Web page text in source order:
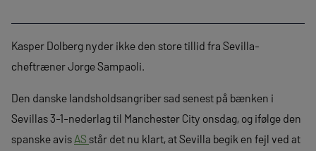
Kasper Dolberg nyder ikke den store tillid fra Sevilla-
cheftræner Jorge Sampaoli.
Den danske landsholdsangriber sad senest på bænken i
Sevillas 3-1-nederlag til Manchester City onsdag, og ifølge den
spanske avis AS står det nu klart, at Sevilla begik en fejl ved at